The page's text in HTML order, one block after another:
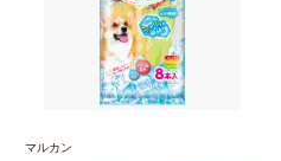
マルカン